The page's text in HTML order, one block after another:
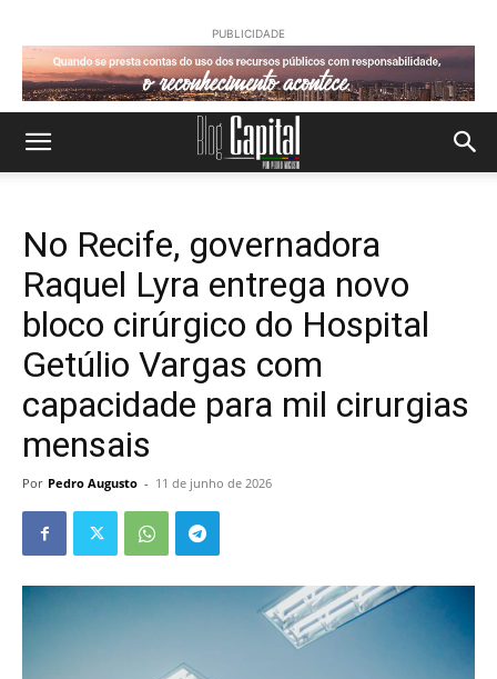
PUBLICIDADE
No Recife, governadora
Raquel Lyra entrega novo
bloco cirúrgico do Hospital
Getúlio Vargas com
capacidade para mil cirurgias
mensais
Por Pedro Augusto - 11 de junho de 2026